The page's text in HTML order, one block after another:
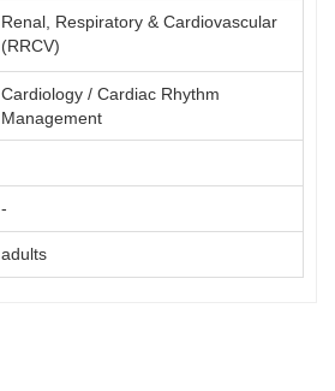
Renal, Respiratory & Cardiovascular
(RRCV)
Cardiology / Cardiac Rhythm
Management
-
adults